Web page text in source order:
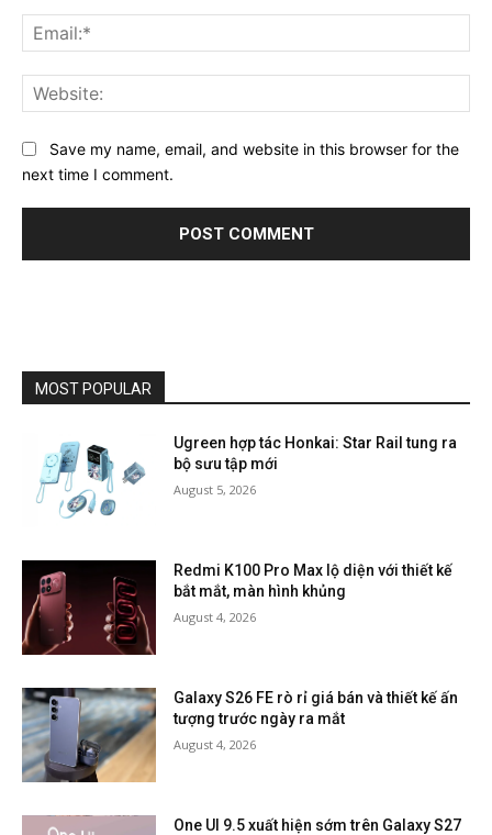
Save my name, email, and website in this browser for the
next time I comment.
MOST POPULAR
Ugreen hợp tác Honkai: Star Rail tung ra
bộ sưu tập mới
August 5, 2026
Redmi K100 Pro Max lộ diện với thiết kế
bắt mắt, màn hình khủng
August 4, 2026
Galaxy S26 FE rò rỉ giá bán và thiết kế ấn
tượng trước ngày ra mắt
August 4, 2026
One UI 9.5 xuất hiện sớm trên Galaxy S27